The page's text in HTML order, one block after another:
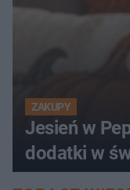
ZAKUPY
Jesień w
dodatki w